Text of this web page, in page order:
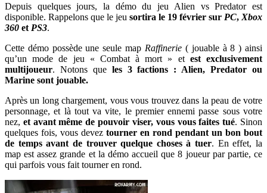
Depuis quelques jours, la démo du jeu Alien vs Predator est
disponible. Rappelons que le jeu sortira le 19 février sur PC, Xbox
360 et PS3.
Cette démo possède une seule map Raffinerie ( jouable à 8 ) ainsi
qu’un mode de jeu « Combat à mort » et est exclusivement
multijoueur. Notons que les 3 factions : Alien, Predator ou
Marine sont jouable.
Après un long chargement, vous vous trouvez dans la peau de votre
personnage, et là tout va vite, le premier ennemi passe sous votre
nez, et avant même de pouvoir viser, vous vous faites tué. Sinon
quelques fois, vous devez tourner en rond pendant un bon bout
de temps avant de trouver quelque choses à tuer. En effet, la
map est assez grande et la démo accueil que 8 joueur par partie, ce
qui parfois vous fait tourner en rond.